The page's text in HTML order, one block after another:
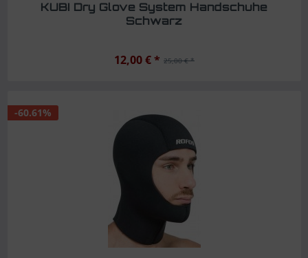
KUBI Dry Glove System Handschuhe
Schwarz
25,00 € *
12,00 € *
-60.61%